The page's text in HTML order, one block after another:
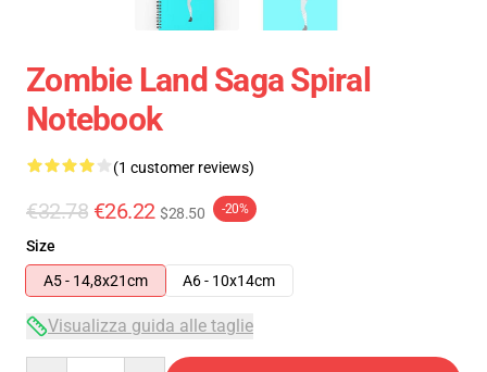
Zombie Land Saga Spiral
Notebook
(1 customer reviews)
€32.78 €26.22 $28.50 -20%
Size
A5 - 14,8x21cm
A6 - 10x14cm
Visualizza guida alle taglie